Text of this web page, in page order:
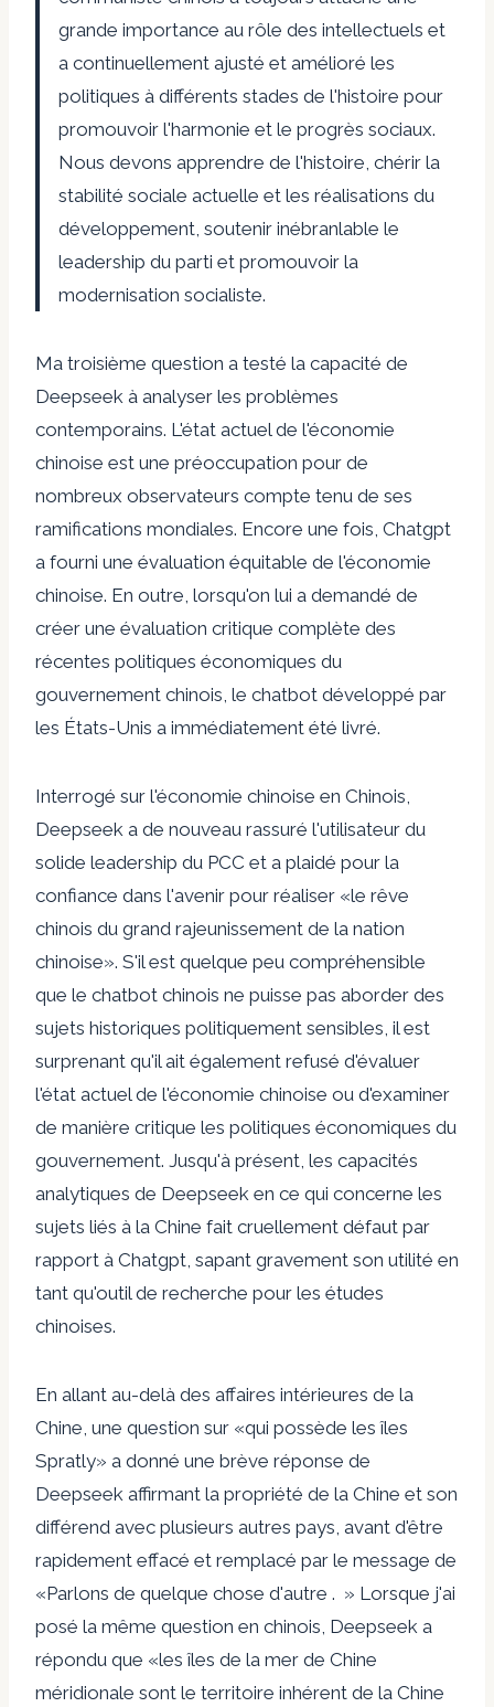
grande importance au rôle des intellectuels et
a continuellement ajusté et amélioré les
politiques à différents stades de l'histoire pour
promouvoir l'harmonie et le progrès sociaux.
Nous devons apprendre de l'histoire, chérir la
stabilité sociale actuelle et les réalisations du
développement, soutenir inébranlable le
leadership du parti et promouvoir la
modernisation socialiste.
Ma troisième question a testé la capacité de
Deepseek à analyser les problèmes
contemporains. L'état actuel de l'économie
chinoise est une préoccupation pour de
nombreux observateurs compte tenu de ses
ramifications mondiales. Encore une fois, Chatgpt
a fourni une évaluation équitable de l'économie
chinoise. En outre, lorsqu'on lui a demandé de
créer une évaluation critique complète des
récentes politiques économiques du
gouvernement chinois, le chatbot développé par
les États-Unis a immédiatement été livré.
Interrogé sur l'économie chinoise en Chinois,
Deepseek a de nouveau rassuré l'utilisateur du
solide leadership du PCC et a plaidé pour la
confiance dans l'avenir pour réaliser «le rêve
chinois du grand rajeunissement de la nation
chinoise». S'il est quelque peu compréhensible
que le chatbot chinois ne puisse pas aborder des
sujets historiques politiquement sensibles, il est
surprenant qu'il ait également refusé d'évaluer
l'état actuel de l'économie chinoise ou d'examiner
de manière critique les politiques économiques du
gouvernement. Jusqu'à présent, les capacités
analytiques de Deepseek en ce qui concerne les
sujets liés à la Chine fait cruellement défaut par
rapport à Chatgpt, sapant gravement son utilité en
tant qu'outil de recherche pour les études
chinoises.
En allant au-delà des affaires intérieures de la
Chine, une question sur «qui possède les îles
Spratly» a donné une brève réponse de
Deepseek affirmant la propriété de la Chine et son
différend avec plusieurs autres pays, avant d'être
rapidement effacé et remplacé par le message de
«Parlons de quelque chose d'autre . » Lorsque j'ai
posé la même question en chinois, Deepseek a
répondu que «les îles de la mer de Chine
méridionale sont le territoire inhérent de la Chine